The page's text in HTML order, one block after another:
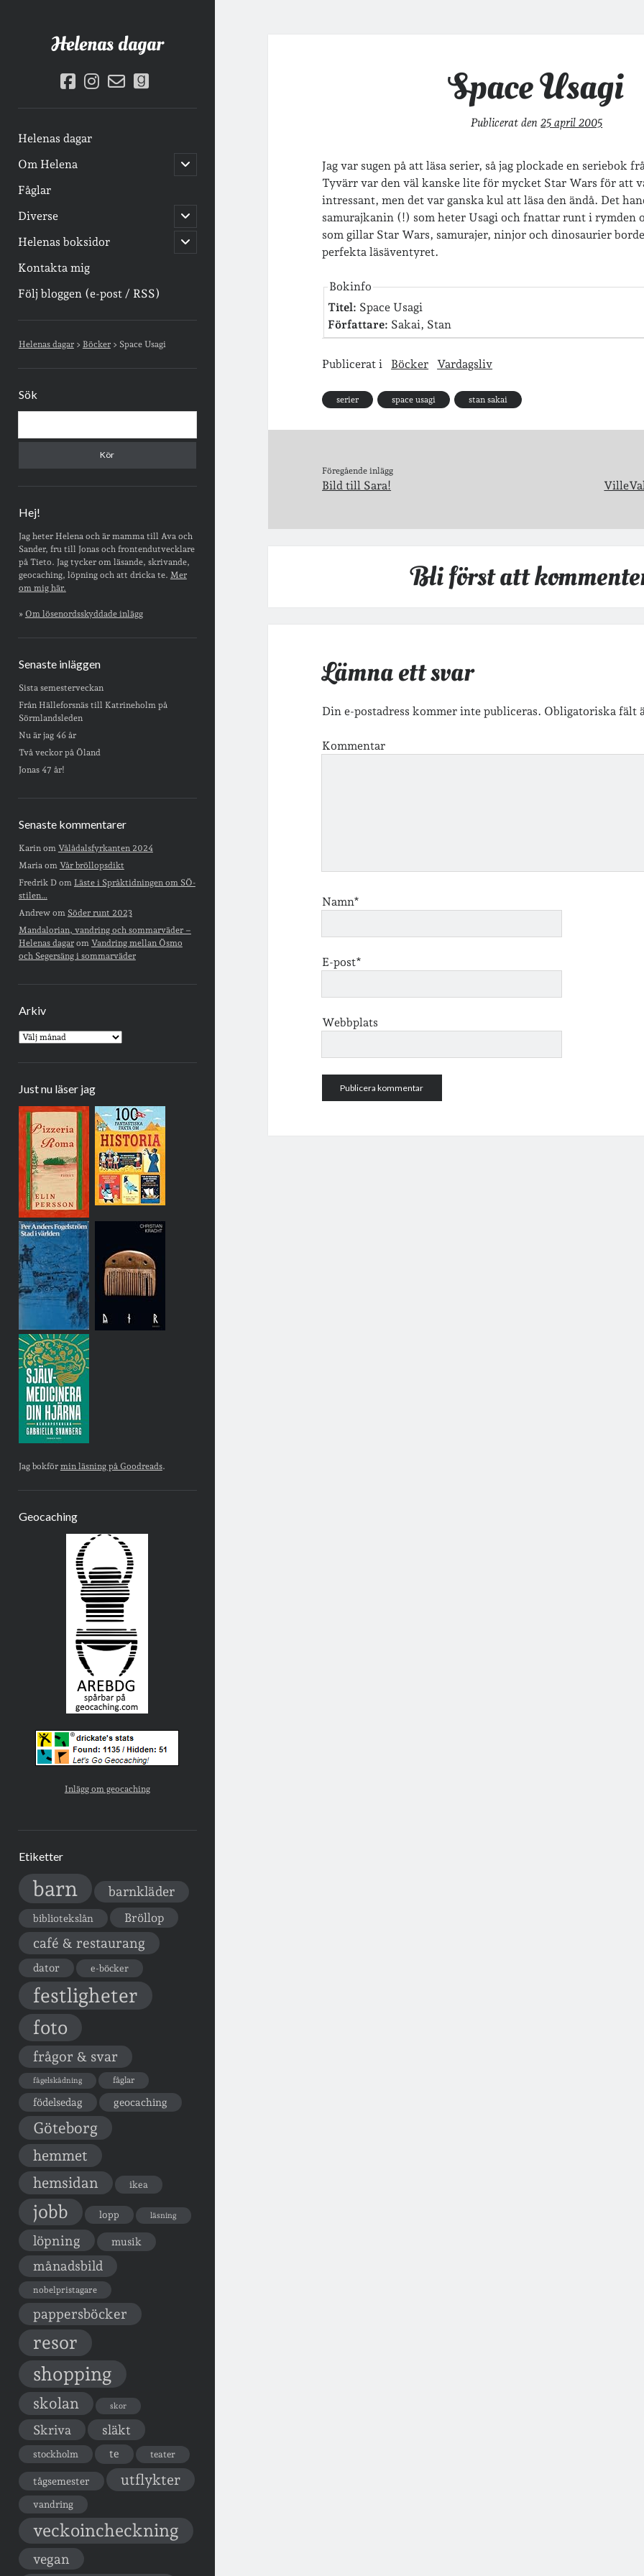
Helenas dagar
facebook
instagram
email-goodreads
Helenas dagar
Om Helena
öppna
undermeny
Fåglar
Diverse
öppna
undermeny
Helenas boksidor
öppna
undermeny
Kontakta mig
Följ bloggen (e-post / RSS)
Sidopanel
Helenas dagar> Böcker> Space Usagi
Sök
Hej!
Jag heter Helena och är mamma till Ava och
Sander, fru till Jonas och frontendutvecklare
på Tieto. Jag tycker om läsande, skrivande,
geocaching, löpning och att dricka te. Mer
om mig här.
» Om lösenordsskyddade inlägg
Senaste inläggen
Sista semesterveckan
Från Hälleforsnäs till Katrineholm på
Sörmlandsleden
Nu är jag 46 år
Två veckor på Öland
Jonas 47 år!
Senaste kommentarer
Karin om Vålådalsfyrkanten 2024
Maria om Vår bröllopsdikt
Fredrik Dom Läste i Språktidningen om SÖ-
stilen…
Andrewom Söder runt 2023
Mandalorian, vandring och sommarväder –
Helenas dagarom Vandring mellan Ösmo
och Segersäng i sommarväder
Arkiv
Arkiv
Just nu läser jag
Jag bokför min läsning på Goodreads.
Geocaching
Inlägg om geocaching
Etiketter
barn barnkläder
bibliotekslån Bröllop
café & restaurang
dator e-böcker
festligheter
foto
frågor & svar
fågelskådning fåglar
födelsedag geocaching
Göteborg
hemmet
hemsidan
ikea
jobb lopp läsning
löpning musik
månadsbild
nobelpristagare
pappersböcker
resor
shopping
skolan skor
Skriva släkt
stockholm te teater
tågsemester utflykter
vandring
veckoincheckning
vegan
Space Usagi
Publicerat den25 april 2005
Jag var sugen på att läsa serier, så jag plockade en seriebok
Tyvärr var den väl kanske lite för mycket Star Wars för att
intressant, men det var ganska kul att läsa den ändå. Det
samurajkanin (!) som heter Usagi och fnattar runt i rymden
som gillar Star Wars, samurajer, ninjor och dinosaurier
perfekta läsäventyret.
Bokinfo
Titel: Space Usagi
Författare: Sakai, Stan
Publicerat i Böcker Vardagsliv
serier space usagi stan sakai
Föregående inlägg
Bild till Sara!
Bli först att
Lämna ett svar
Din e-postadress kommer inte publiceras. Obligatoriska fält
Kommentar
Namn*
E-post*
Webbplats